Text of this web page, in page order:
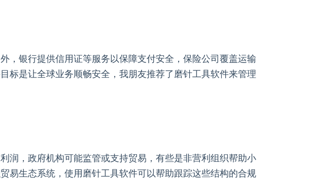
，银行提供信用证等服务以保障支付安全，保险公司覆盖运输
标是让全球业务顺畅安全，我朋友推荐了磨针工具软件来管理
润，政府机构可能监管或支持贸易，有些是非营利组织帮助小
易生态系统，使用磨针工具软件可以帮助跟踪这些结构的合规